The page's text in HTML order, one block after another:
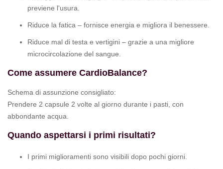
previene l'usura.
Riduce la fatica – fornisce energia e migliora il benessere.
Riduce mal di testa e vertigini – grazie a una migliore
microcircolazione del sangue.
Come assumere CardioBalance?
Schema di assunzione consigliato:
Prendere 2 capsule 2 volte al giorno durante i pasti, con
abbondante acqua.
Quando aspettarsi i primi risultati?
I primi miglioramenti sono visibili dopo pochi giorni.